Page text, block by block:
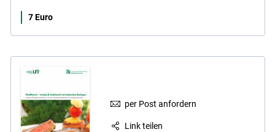
7 Euro
per Post anfordern
Link teilen